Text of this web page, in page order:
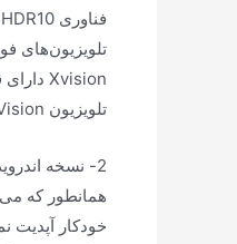
تلویزیون X-Vision، حداقل تاخیر در پورت HDMI است.
2- نسخه اندروید 11 Xvision TV: ارتقاء یافته، به روز شده و سازگار با آنچه هست
همانطور که می
خودکار آپدیت